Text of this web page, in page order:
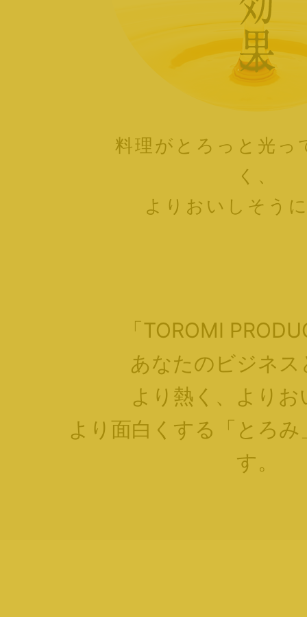
料理がとろっと光っ
く、
よりおいしそう
「TOROMI
あなたのビジネス
より熱く、よりお
より面白くする「とろ
す。